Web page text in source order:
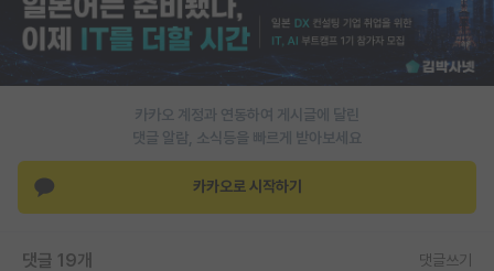
커리어
유학교육
반도체 아카데미
재팬라운지 🌸
카카오 계정과 연동하여 게시글에 달린
댓글 알람, 소식등을 빠르게 받아보세요
카카오로 시작하기
댓글 19개 댓글쓰기